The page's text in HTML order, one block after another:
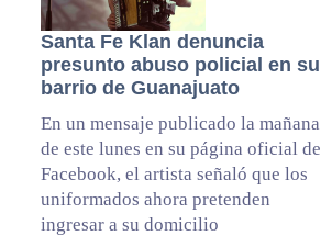
Santa Fe Klan denuncia
presunto abuso policial en su
barrio de Guanajuato
En un mensaje publicado la mañana
de este lunes en su página oficial de
Facebook, el artista señaló que los
uniformados ahora pretenden
ingresar a su domicilio